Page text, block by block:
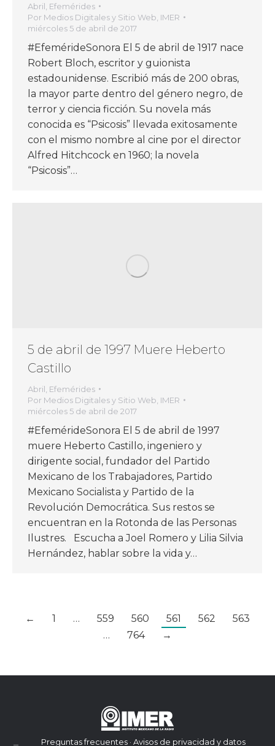
Abril Efemérides
Por Medios Digitales y Sitio Web, IMER
miércoles 5 de abril de 2017
#EfemérideSonora El 5 de abril de 1917 nace
Robert Bloch, escritor y guionista
estadounidense. Escribió más de 200 obras,
la mayor parte dentro del género negro, de
terror y ciencia ficción. Su novela más
conocida es “Psicosis” llevada exitosamente
con el mismo nombre al cine por el director
Alfred Hitchcock en 1960; la novela
“Psicosis”…
5 de abril de 1997 Muere Heberto
Castillo
Abril Efemérides
Por Medios Digitales y Sitio Web, IMER
miércoles 5 de abril de 2017
#EfemérideSonora El 5 de abril de 1997
muere Heberto Castillo, ingeniero y
dirigente social, fundador del Partido
Mexicano de los Trabajadores, Partido
Mexicano Socialista y Partido de la
Revolución Democrática. Sus restos se
encuentran en la Rotonda de las Personas
Ilustres. Escucha a Joel Romero y Lilia Silvia
Hernández, hablar sobre la vida y…
← 1 … 559 560 561 562
563
…
764 →
Preguntas frecuentes · Avisos de privacidad y datos